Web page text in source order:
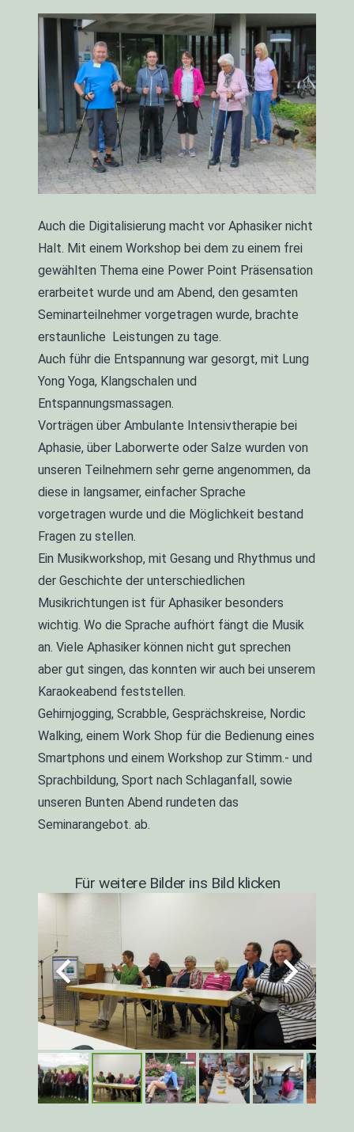
Auch die Digitalisierung macht vor Aphasiker nicht
Halt. Mit einem Workshop bei dem zu einem frei
gewählten Thema eine Power Point Präsensation
erarbeitet wurde und am Abend, den gesamten
Seminarteilnehmer vorgetragen wurde, brachte
erstaunliche Leistungen zu tage.
Auch führ die Entspannung war gesorgt, mit Lung
Yong Yoga, Klangschalen und
Entspannungsmassagen.
Vorträgen über Ambulante Intensivtherapie bei
Aphasie, über Laborwerte oder Salze wurden von
unseren Teilnehmern sehr gerne angenommen, da
diese in langsamer, einfacher Sprache
vorgetragen wurde und die Möglichkeit bestand
Fragen zu stellen.
Ein Musikworkshop, mit Gesang und Rhythmus und
der Geschichte der unterschiedlichen
Musikrichtungen ist für Aphasiker besonders
wichtig. Wo die Sprache aufhört fängt die Musik
an. Viele Aphasiker können nicht gut sprechen
aber gut singen, das konnten wir auch bei unserem
Karaokeabend feststellen.
Gehirnjogging, Scrabble, Gesprächskreise, Nordic
Walking, einem Work Shop für die Bedienung eines
Smartphons und einem Workshop zur Stimm.- und
Sprachbildung, Sport nach Schlaganfall, sowie
unseren Bunten Abend rundeten das
Seminarangebot. ab.
Für weitere Bilder ins Bild klicken